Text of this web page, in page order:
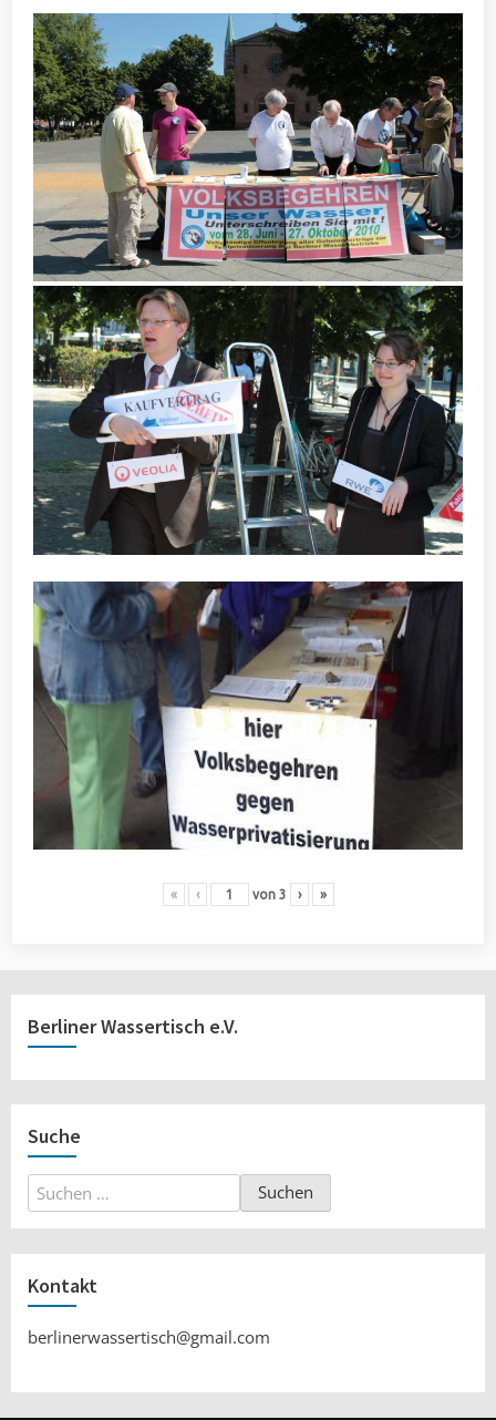
« ‹ von 3 › »
Berliner Wassertisch e.V.
Suche
Suchen
nach:
Kontakt
berlinerwassertisch@gmail.com